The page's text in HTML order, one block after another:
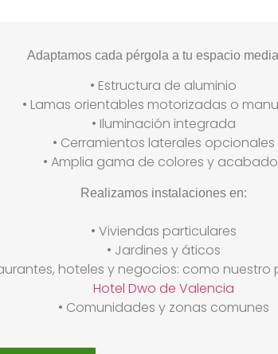
Adaptamos cada pérgola a tu espacio
• Estructura de aluminio
• Lamas orientables motorizadas o
• Iluminación integrada
• Cerramientos laterales opcionales
• Amplia gama de colores y
Realizamos instalaciones en:
• Viviendas particulares
• Jardines y áticos
hoteles y negocios: como nuestro
Hotel Dwo de Valencia
• Comunidades y zonas comunes